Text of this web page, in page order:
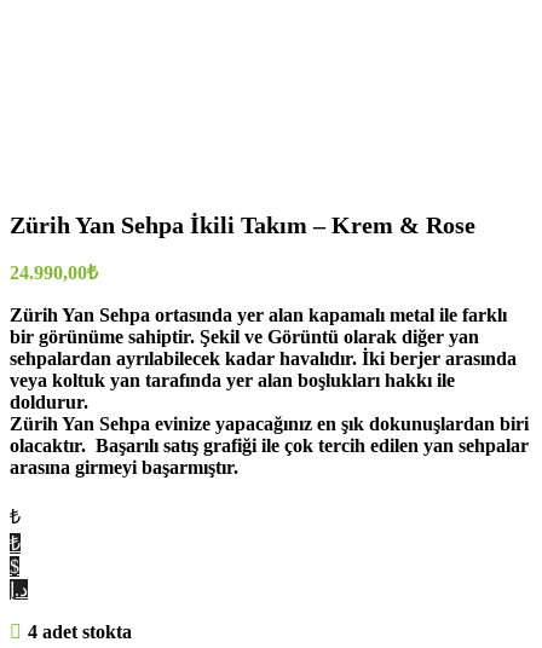
Zürih Yan Sehpa İkili Takım – Krem & Rose
24.990,00₺
Zürih Yan Sehpa ortasında yer alan kapamalı metal ile farklı
bir görünüme sahiptir. Şekil ve Görüntü olarak diğer yan
sehpalardan ayrılabilecek kadar havalıdır. İki berjer arasında
veya koltuk yan tarafında yer alan boşlukları hakkı ile
doldurur.
Zürih Yan Sehpa evinize yapacağınız en şık dokunuşlardan biri
olacaktır. Başarılı satış grafiği ile çok tercih edilen yan sehpalar
arasına girmeyi başarmıştır.
₺
₺
$
د.إ
4 adet stokta